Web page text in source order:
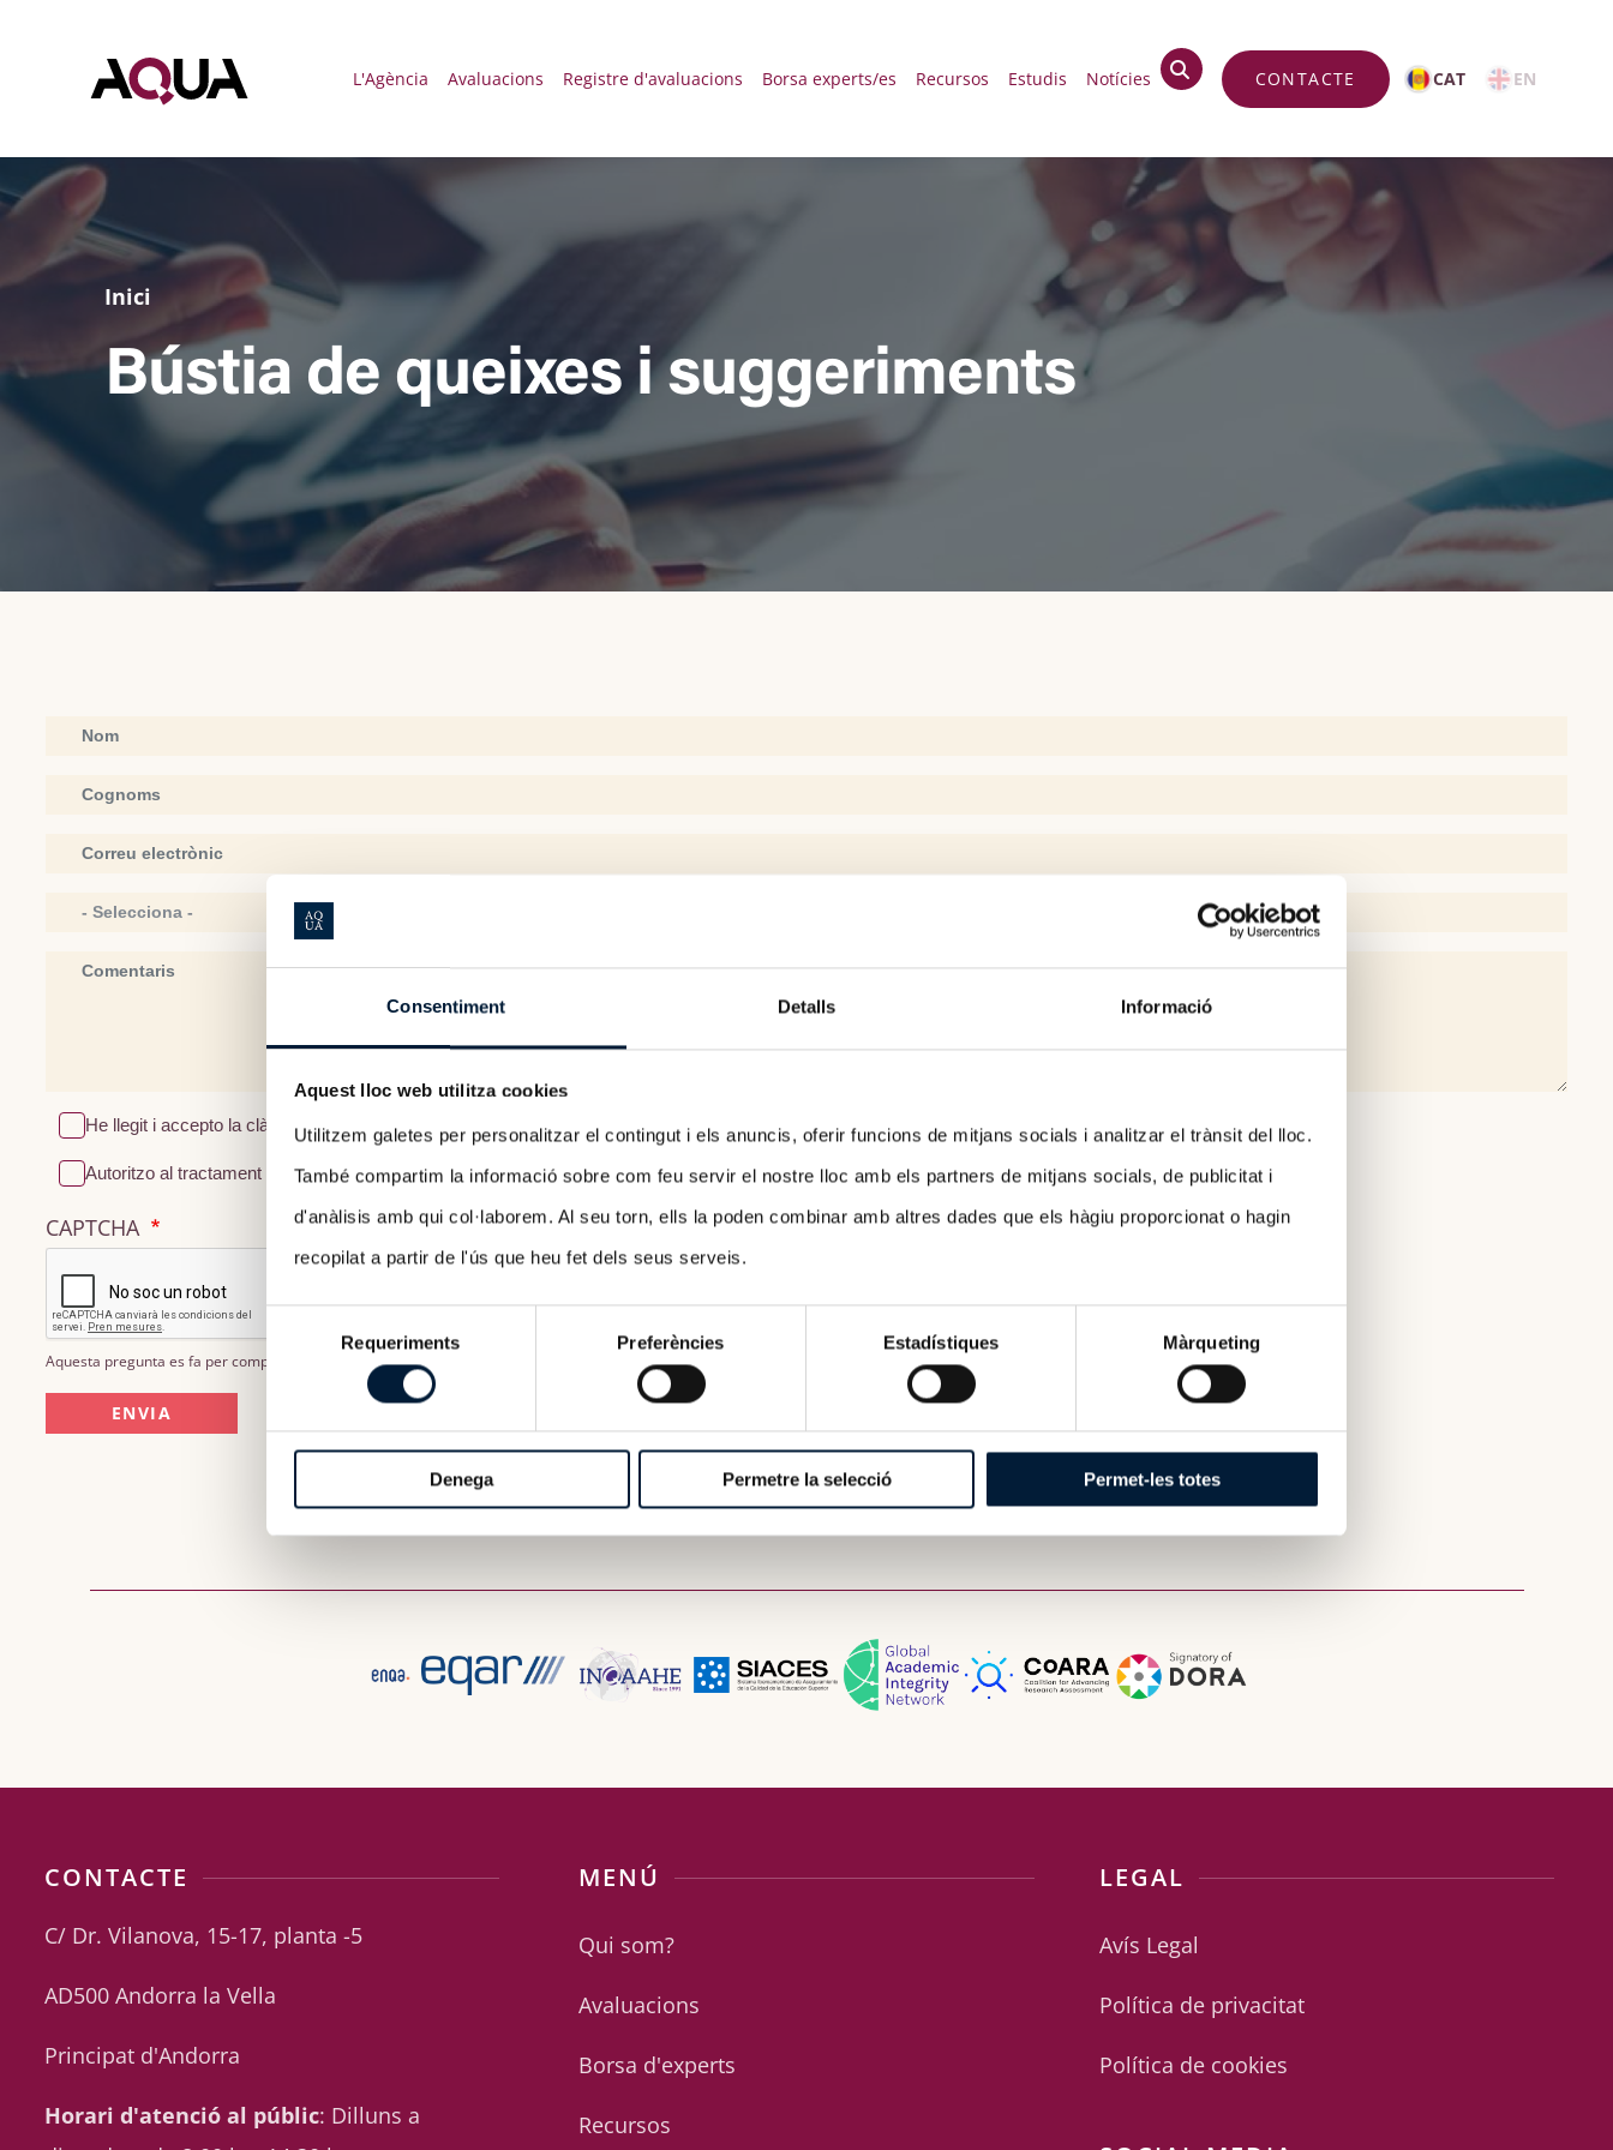
Consentiment Detalls Informació
Aquest lloc web utilitza cookies
Utilitzem galetes per personalitzar el contingut i els anuncis, oferir funcions de mitjans socials i analitzar el trànsit del lloc.
També compartim la informació sobre com feu servir el nostre lloc amb els partners de mitjans socials, de publicitat i
d'anàlisis amb qui col·laborem. Al seu torn, ells la poden combinar amb altres dades que els hàgiu proporcionat o hagin
recopilat a partir de l'ús que heu fet dels seus serveis.
de
Requeriments Preferències Estadístiques Màrqueting
Denega Permetre la selecció Permet-les totes
Menú principal Desktop
L'Agència Avaluacions Registre d'avaluacions Borsa experts/es Recursos Estudis Notícies CONTACTE CAT EN
Inici
Bústia de queixes i suggeriments
He llegit i accepto la clàusula d’Informació sobre Protecció de Dades.
Autoritzo al tractament de les meves dades per poder rebre informació per mitjans electrònics
CAPTCHA
Aquesta pregunta es fa per comprovar si vostè és o no una persona real i impedir l'enviament automatitzat de missatges brossa.
CONTACTE
C/ Dr. Vilanova, 15-17, planta -5
AD500 Andorra la Vella
Principat d'Andorra
Horari d'atenció al públic: Dilluns a
MENÚ
Qui som?
Avaluacions
Borsa d'experts
Recursos
LEGAL
Avís Legal
Política de privacitat
Política de cookies